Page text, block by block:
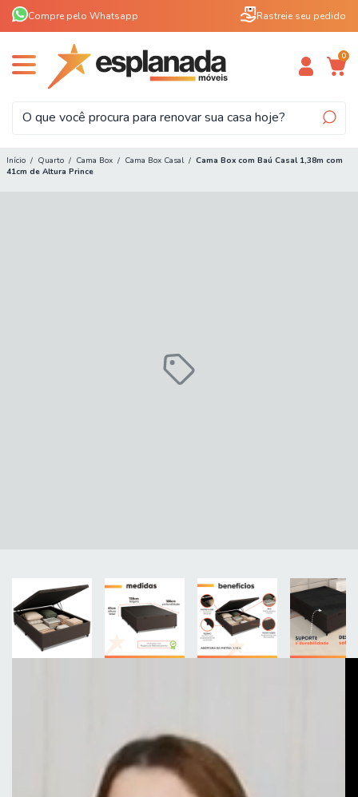
Compre pelo Whatsapp Rastreie seu pedido
0
Início / Quarto / Cama Box / Cama Box Casal / Cama Box com Baú Casal 1,38m com
41cm de Altura Prince